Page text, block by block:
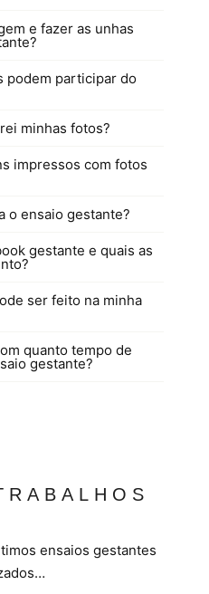
e fazer as unhas
podem participar do
minhas fotos?
impressos com fotos
o ensaio gestante?
gestante e quais as
ser feito na minha
quanto tempo de
gestante?
ensaios gestantes